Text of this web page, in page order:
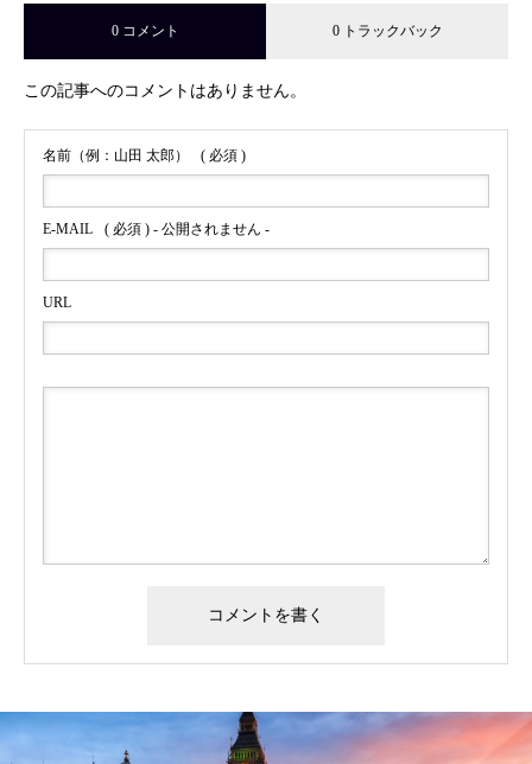
0 コメント 0 トラックバック
この記事へのコメントはありません。
名前（例：山田 太郎） ( 必須 )
E-MAIL ( 必須 ) - 公開されません -
URL